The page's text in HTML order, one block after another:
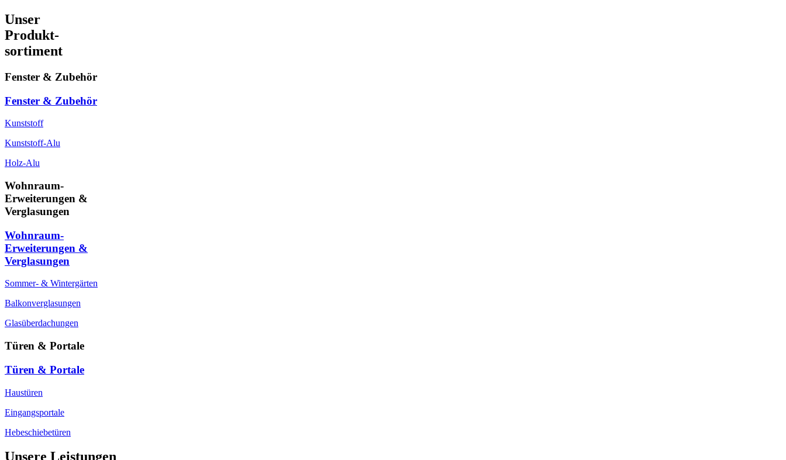
Unser
Produkt-
sortiment
Fenster & Zubehör
Fenster & Zubehör
Kunststoff
Kunststoff-Alu
Holz-Alu
Wohnraum-
Erweiterungen &
Verglasungen
Wohnraum-
Erweiterungen &
Verglasungen
Sommer- & Wintergärten
Balkonverglasungen
Glasüberdachungen
Türen & Portale
Türen & Portale
Haustüren
Eingangsportale
Hebeschiebetüren
Unsere Leistungen